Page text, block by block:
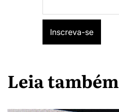
Leia também